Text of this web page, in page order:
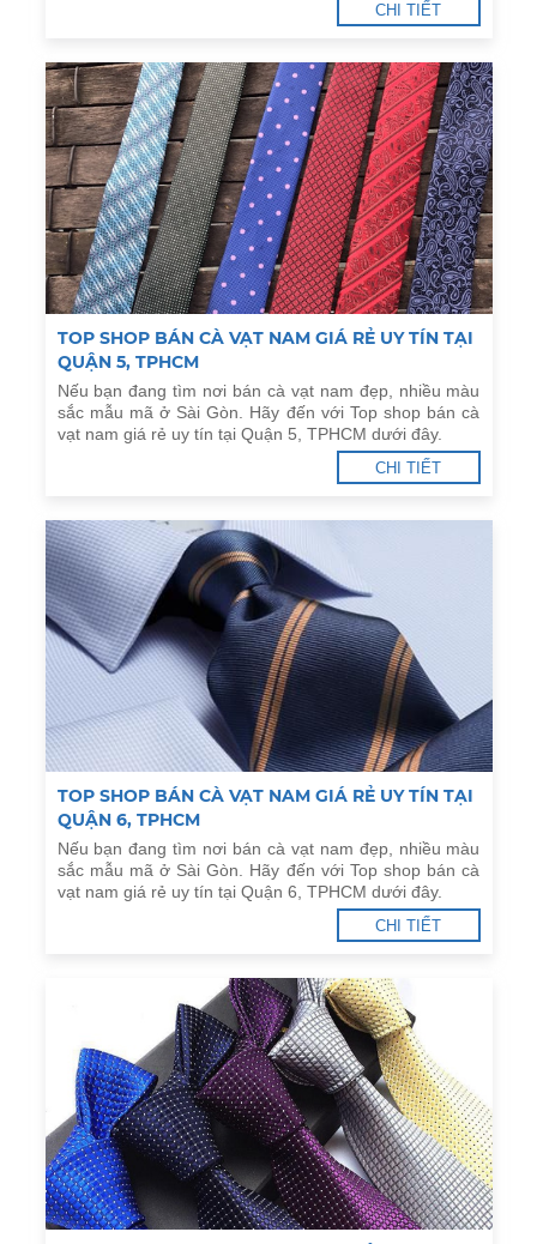
CHI TIẾT
TOP SHOP BÁN CÀ VẠT NAM GIÁ RẺ UY TÍN TẠI
QUẬN 5, TPHCM
Nếu bạn đang tìm nơi bán cà vạt nam đẹp, nhiều màu
sắc mẫu mã ở Sài Gòn. Hãy đến với Top shop bán cà
vạt nam giá rẻ uy tín tại Quận 5, TPHCM dưới đây.
CHI TIẾT
TOP SHOP BÁN CÀ VẠT NAM GIÁ RẺ UY TÍN TẠI
QUẬN 6, TPHCM
Nếu bạn đang tìm nơi bán cà vạt nam đẹp, nhiều màu
sắc mẫu mã ở Sài Gòn. Hãy đến với Top shop bán cà
vạt nam giá rẻ uy tín tại Quận 6, TPHCM dưới đây.
CHI TIẾT